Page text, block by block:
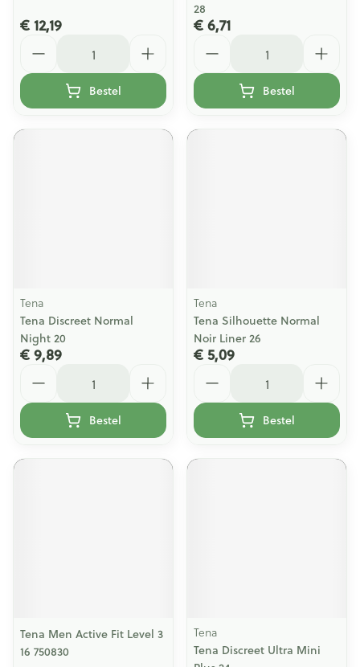
€ 12,19
Bestel
28
€ 6,71
Bestel
Tena
Tena Discreet Normal
Night 20
€ 9,89
Bestel
Tena
Tena Silhouette Normal
Noir Liner 26
€ 5,09
Bestel
Tena Men Active Fit Level 3
16 750830
Tena
Tena Discreet Ultra Mini